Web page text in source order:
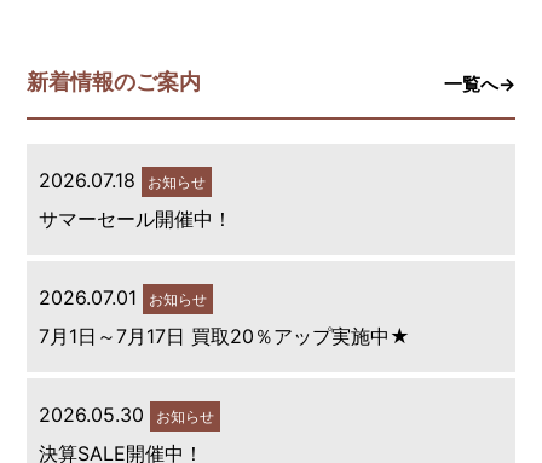
新着情報のご案内 一覧へ→
2026.07.18 お知らせ
サマーセール開催中！
2026.07.01 お知らせ
7月1日～7月17日 買取20％アップ実施中★
2026.05.30 お知らせ
決算SALE開催中！